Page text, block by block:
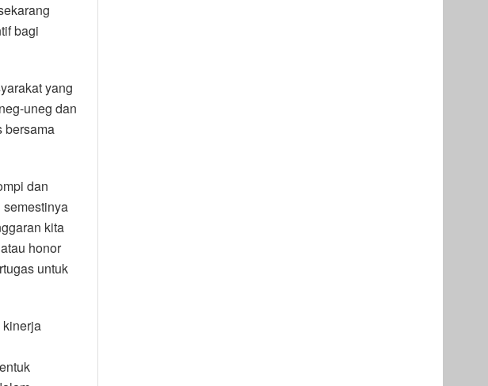
bagi
yang
uneg dan
bersama
dan
kita
honor
untuk
kinerja